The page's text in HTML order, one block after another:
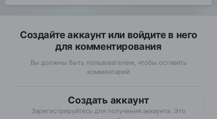
Создайте аккаунт или войдите в него
для комментирования
Вы должны быть пользователем, чтобы оставить
комментарий
Создать аккаунт
Зарегистрируйтесь для получения аккаунта. Это